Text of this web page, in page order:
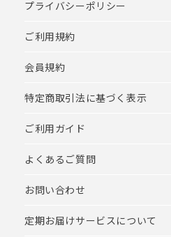
プライバシーポリシー
ご利用規約
会員規約
特定商取引法に基づく表示
ご利用ガイド
よくあるご質問
お問い合わせ
定期お届けサービスについて